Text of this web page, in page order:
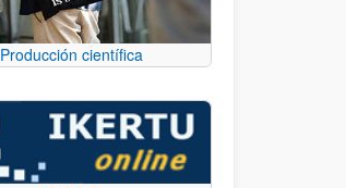
Producción científica